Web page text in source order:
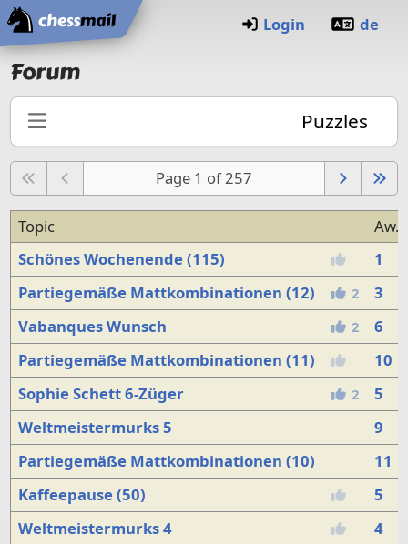
Home
Login de
Forum
Puzzles
Page 1 of 257
Topic
Aw.
Schönes Wochenende (115)
1
Partiegemäße Mattkombinationen (12)
2
3
Vabanques Wunsch
2
6
Partiegemäße Mattkombinationen (11)
10
Sophie Schett 6-Züger
2
5
Weltmeistermurks 5
9
Partiegemäße Mattkombinationen (10)
11
Kaffeepause (50)
5
Weltmeistermurks 4
4